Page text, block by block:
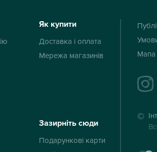
Як купити
Доставка і оплата
Мережа магазинів
Зазирніть сюди
Подарункові карти
Мапа